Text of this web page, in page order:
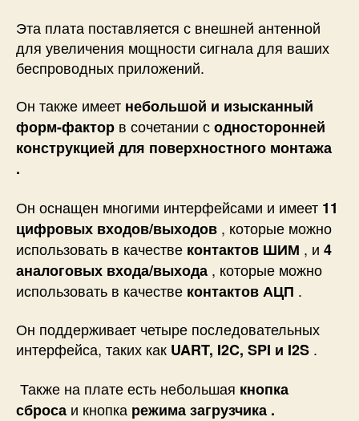
Эта плата поставляется с внешней антенной
для увеличения мощности сигнала для ваших
беспроводных приложений.
Он также имеет небольшой и изысканный
форм-фактор в сочетании содносторонней
конструкцией для поверхностного монтажа
.
Он оснащен многими интерфейсами и имеет 11
цифровых входов/выходов , которые можно
использовать в качестве контактов ШИМ , и 4
аналоговых входа/выхода , которые можно
использовать в качестве контактов АЦП .
Он поддерживает четыре последовательных
интерфейса, таких как UART, I2C, SPI и I2S .
Также на плате есть небольшая кнопка
сброса и кнопка режима загрузчика .